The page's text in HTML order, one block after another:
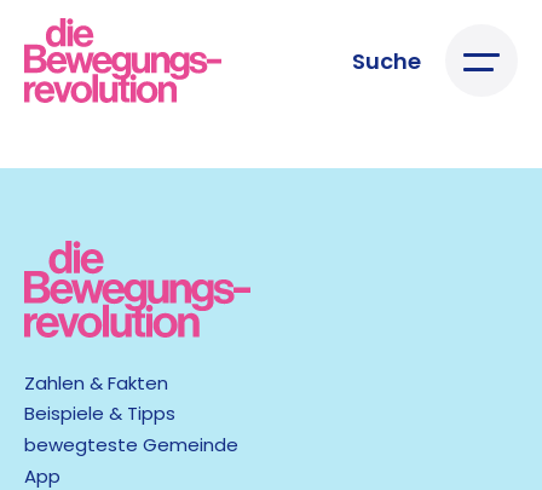
Suche
Zahlen & Fakten
Beispiele & Tipps
bewegteste Gemeinde
App